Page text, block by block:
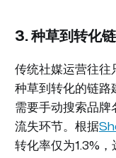
3. 种草到转化
传统社媒运营往往
种草到转化的链路
需要手动搜索品牌
流失环节。根据
转化率仅为1.3%